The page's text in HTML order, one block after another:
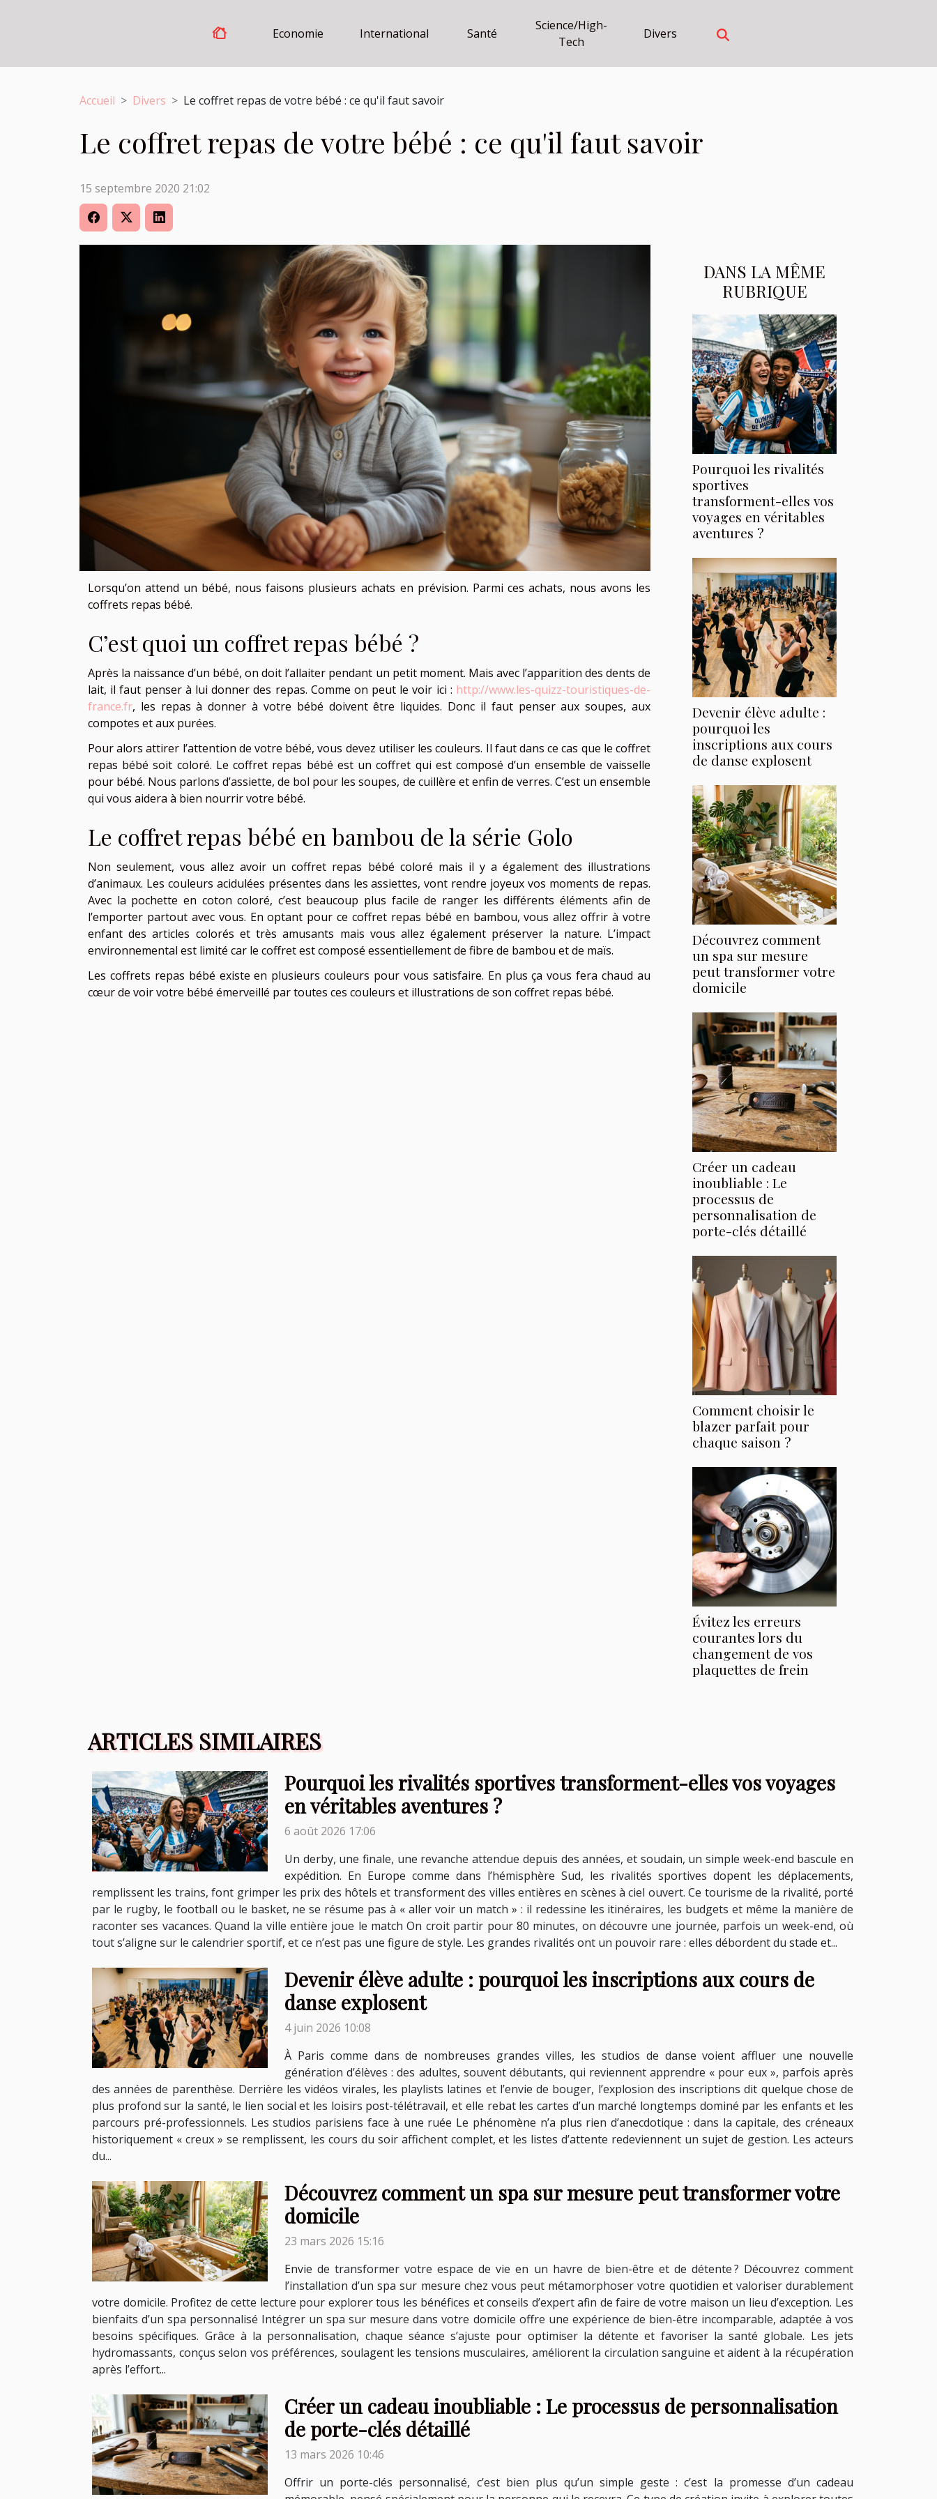
Economie International Santé
Science/High-
Tech
Divers
Accueil Divers Le coffret repas de votre bébé : ce qu'il faut savoir
Le coffret repas de votre bébé : ce qu'il faut savoir
15 septembre 2020 21:02
Lorsqu’on attend un bébé, nous faisons plusieurs achats en prévision. Parmi ces achats, nous avons les
coffrets repas bébé.
C’est quoi un coffret repas bébé ?
Après la naissance d’un bébé, on doit l’allaiter pendant un petit moment. Mais avec l’apparition des dents de
lait, il faut penser à lui donner des repas. Comme on peut le voir ici : http://www.les-quizz-touristiques-de-
france.fr, les repas à donner à votre bébé doivent être liquides. Donc il faut penser aux soupes, aux
compotes et aux purées.
Pour alors attirer l’attention de votre bébé, vous devez utiliser les couleurs. Il faut dans ce cas que le coffret
repas bébé soit coloré. Le coffret repas bébé est un coffret qui est composé d’un ensemble de vaisselle
pour bébé. Nous parlons d’assiette, de bol pour les soupes, de cuillère et enfin de verres. C’est un ensemble
qui vous aidera à bien nourrir votre bébé.
Le coffret repas bébé en bambou de la série Golo
Non seulement, vous allez avoir un coffret repas bébé coloré mais il y a également des illustrations
d’animaux. Les couleurs acidulées présentes dans les assiettes, vont rendre joyeux vos moments de repas.
Avec la pochette en coton coloré, c’est beaucoup plus facile de ranger les différents éléments afin de
l’emporter partout avec vous. En optant pour ce coffret repas bébé en bambou, vous allez offrir à votre
enfant des articles colorés et très amusants mais vous allez également préserver la nature. L’impact
environnemental est limité car le coffret est composé essentiellement de fibre de bambou et de maïs.
Les coffrets repas bébé existe en plusieurs couleurs pour vous satisfaire. En plus ça vous fera chaud au
cœur de voir votre bébé émerveillé par toutes ces couleurs et illustrations de son coffret repas bébé.
DANS LA MÊME
RUBRIQUE
Pourquoi les rivalités
sportives
transforment-elles vos
voyages en véritables
aventures ?
Devenir élève adulte :
pourquoi les
inscriptions aux cours
de danse explosent
Découvrez comment
un spa sur mesure
peut transformer votre
domicile
Créer un cadeau
inoubliable : Le
processus de
personnalisation de
porte-clés détaillé
Comment choisir le
blazer parfait pour
chaque saison ?
Évitez les erreurs
courantes lors du
changement de vos
plaquettes de frein
ARTICLES SIMILAIRES
Pourquoi les rivalités sportives transforment-elles vos voyages
en véritables aventures ?
6 août 2026 17:06
Un derby, une finale, une revanche attendue depuis des années, et soudain, un simple week-end bascule en
expédition. En Europe comme dans l’hémisphère Sud, les rivalités sportives dopent les déplacements,
remplissent les trains, font grimper les prix des hôtels et transforment des villes entières en scènes à ciel ouvert. Ce tourisme de la rivalité, porté
par le rugby, le football ou le basket, ne se résume pas à « aller voir un match » : il redessine les itinéraires, les budgets et même la manière de
raconter ses vacances. Quand la ville entière joue le match On croit partir pour 80 minutes, on découvre une journée, parfois un week-end, où
tout s’aligne sur le calendrier sportif, et ce n’est pas une figure de style. Les grandes rivalités ont un pouvoir rare : elles débordent du stade et...
Devenir élève adulte : pourquoi les inscriptions aux cours de
danse explosent
4 juin 2026 10:08
À Paris comme dans de nombreuses grandes villes, les studios de danse voient affluer une nouvelle
génération d’élèves : des adultes, souvent débutants, qui reviennent apprendre « pour eux », parfois après
des années de parenthèse. Derrière les vidéos virales, les playlists latines et l’envie de bouger, l’explosion des inscriptions dit quelque chose de
plus profond sur la santé, le lien social et les loisirs post-télétravail, et elle rebat les cartes d’un marché longtemps dominé par les enfants et les
parcours pré-professionnels. Les studios parisiens face à une ruée Le phénomène n’a plus rien d’anecdotique : dans la capitale, des créneaux
historiquement « creux » se remplissent, les cours du soir affichent complet, et les listes d’attente redeviennent un sujet de gestion. Les acteurs
du...
Découvrez comment un spa sur mesure peut transformer votre
domicile
23 mars 2026 15:16
Envie de transformer votre espace de vie en un havre de bien-être et de détente ? Découvrez comment
l’installation d’un spa sur mesure chez vous peut métamorphoser votre quotidien et valoriser durablement
votre domicile. Profitez de cette lecture pour explorer tous les bénéfices et conseils d’expert afin de faire de votre maison un lieu d’exception. Les
bienfaits d’un spa personnalisé Intégrer un spa sur mesure dans votre domicile offre une expérience de bien-être incomparable, adaptée à vos
besoins spécifiques. Grâce à la personnalisation, chaque séance s’ajuste pour optimiser la détente et favoriser la santé globale. Les jets
hydromassants, conçus selon vos préférences, soulagent les tensions musculaires, améliorent la circulation sanguine et aident à la récupération
après l’effort...
Créer un cadeau inoubliable : Le processus de personnalisation
de porte-clés détaillé
13 mars 2026 10:46
Offrir un porte-clés personnalisé, c’est bien plus qu’un simple geste : c’est la promesse d’un cadeau